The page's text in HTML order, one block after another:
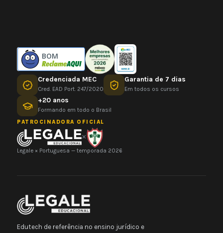
BOM
Credenciada MEC
Cred. EAD Port. 247/2020
Garantia de 7 dias
Em todos os cursos
+20 anos
Formando em todo o Brasil
PATROCINADORA OFICIAL
×
Legale × Portuguesa — temporada 2026
Edutech de referência no ensino jurídico e